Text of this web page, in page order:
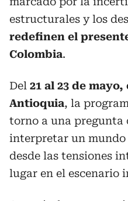
estructurales y los
redefinen el
Colombia.
Del 21 al 23 de mayo,
Antioquia, la
torno a una pregunta
interpretar un
desde las tensiones
lugar en el escenario